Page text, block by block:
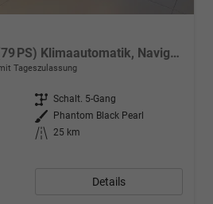
GO+ 1.2 MT 58 kW (79 PS) Klimaautomatik, Navigationssystem, Apple CarPlay & Android Auto, Sitzheizung, Lenkradheizung, Einparkhilfe hinten, Rückfahrkamera, Privacy Glass, 15" Leichtmetallfelgen, uvm.
Tageszulassung
Getriebe Schalt. 5-Gang
Außenfarbe
Phantom Black Pearl
Kilometerstand
25 km
Details